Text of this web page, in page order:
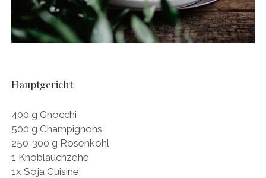
Hauptgericht
400 g Gnocchi
500 g Champignons
250-300 g Rosenkohl
1 Knoblauchzehe
1x Soja Cuisine